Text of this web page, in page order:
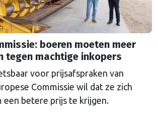
boeren moeten meer
tegen machtige inkopers
voor prijsafspraken van
Commissie wil dat ze zich
een betere prijs te krijgen.